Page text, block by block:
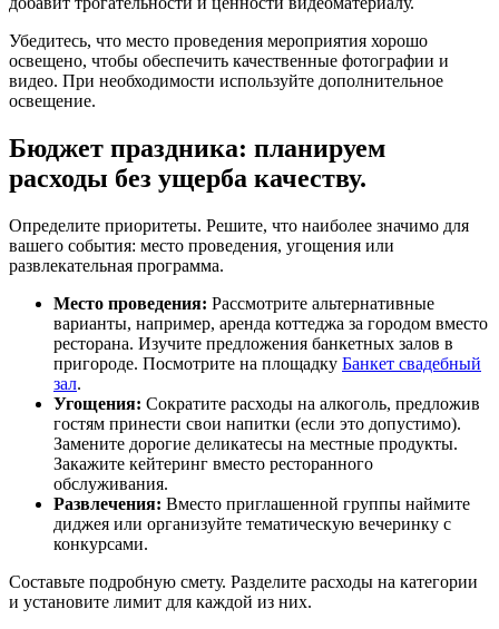
Убедитесь, что место проведения мероприятия хорошо
освещено, чтобы обеспечить качественные фотографии и
видео. При необходимости используйте дополнительное
освещение.
Бюджет праздника: планируем
расходы без ущерба качеству.
Определите приоритеты. Решите, что наиболее значимо для
вашего события: место проведения, угощения или
развлекательная программа.
Место проведения: Рассмотрите альтернативные
варианты, например, аренда коттеджа за городом вместо
ресторана. Изучите предложения банкетных залов в
пригороде. Посмотрите на площадку Банкет свадебный
зал.
Угощения: Сократите расходы на алкоголь, предложив
гостям принести свои напитки (если это допустимо).
Замените дорогие деликатесы на местные продукты.
Закажите кейтеринг вместо ресторанного
обслуживания.
Развлечения: Вместо приглашенной группы наймите
диджея или организуйте тематическую вечеринку с
конкурсами.
Составьте подробную смету. Разделите расходы на категории
и установите лимит для каждой из них.